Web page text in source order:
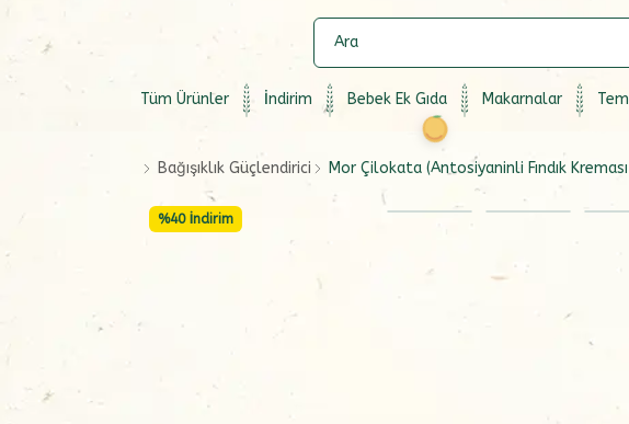
Tüm Ürünler İndirim Bebek Ek Gıda Makarnalar
Bağışıklık Güçlendirici Mor Çilokata (Antosiyaninli Fındık
%40 İndirim